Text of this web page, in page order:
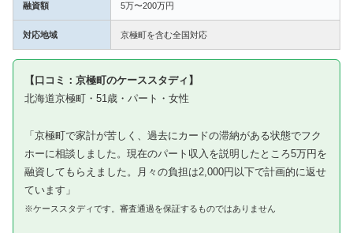
融資額 5万〜200万円
対応地域 京極町を含む全国対応
【口コミ：京極町のケーススタディ】
北海道京極町・51歳・パート・女性
「京極町で家計が苦しく、過去にカードの滞納がある状態でフク
ホーに相談しました。現在のパート収入を説明したところ5万円を
融資してもらえました。月々の負担は2,000円以下で計画的に返せ
ています」
※ケーススタディです。審査通過を保証するものではありません